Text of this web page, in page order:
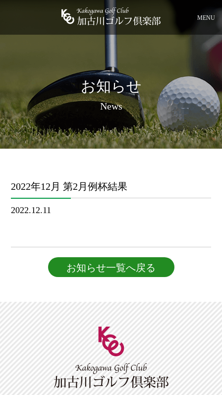
MENU
お知らせ
News
2022年12月 第2月例杯結果
2022.12.11
お知らせ一覧へ戻る